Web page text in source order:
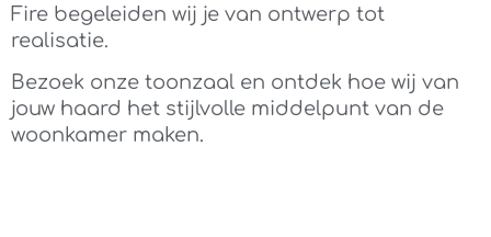
Fire begeleiden wij je van ontwerp tot
realisatie.
Bezoek onze toonzaal en ontdek hoe wij van
jouw haard het stijlvolle middelpunt van de
woonkamer maken.